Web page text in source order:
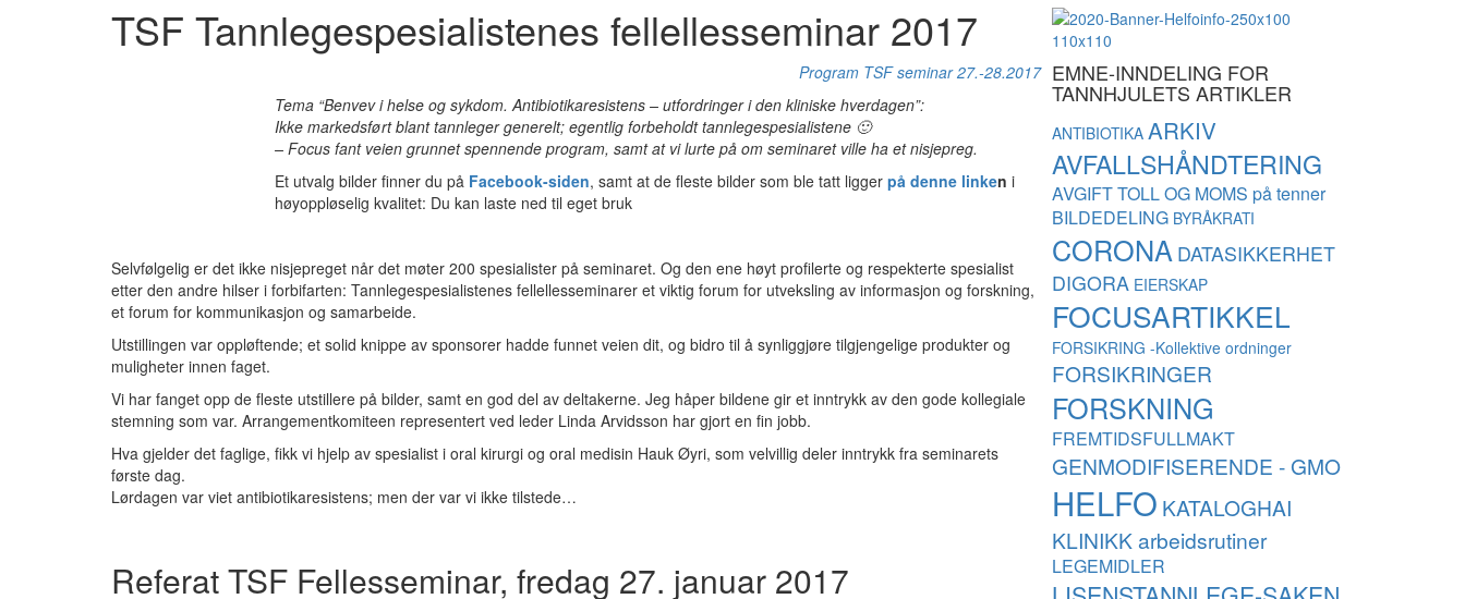
TSF Tannlegespesialistenes fellellesseminar 2017
Program TSF seminar 27.-28.2017
Tema “Benvev i helse og sykdom. Antibiotikaresistens – utfordringer i den kliniske hverdagen”:
Ikke markedsført blant tannleger generelt; egentlig forbeholdt tannlegespesialistene 🙂
– Focus fant veien grunnet spennende program, samt at vi lurte på om seminaret ville ha et nisjepreg.
Et utvalg bilder finner du på Facebook-siden, samt at de fleste bilder som ble tatt ligger på denne linken i
høyoppløselig kvalitet: Du kan laste ned til eget bruk
Selvfølgelig er det ikke nisjepreget når det møter 200 spesialister på seminaret. Og den ene høyt profilerte og respekterte spesialist
etter den andre hilser i forbifarten: Tannlegespesialistenes fellellesseminarer et viktig forum for utveksling av informasjon og forskning,
et forum for kommunikasjon og samarbeide.
Utstillingen var oppløftende; et solid knippe av sponsorer hadde funnet veien dit, og bidro til å synliggjøre tilgjengelige produkter og
muligheter innen faget.
Vi har fanget opp de fleste utstillere på bilder, samt en god del av deltakerne. Jeg håper bildene gir et inntrykk av den gode kollegiale
stemning som var. Arrangementkomiteen representert ved leder Linda Arvidsson har gjort en fin jobb.
Hva gjelder det faglige, fikk vi hjelp av spesialist i oral kirurgi og oral medisin Hauk Øyri, som velvillig deler inntrykk fra seminarets
første dag.
Lørdagen var viet antibiotikaresistens; men der var vi ikke tilstede…
Referat TSF Fellesseminar, fredag 27. januar 2017
EMNE-INNDELING FOR
TANNHJULETS ARTIKLER
ANTIBIOTIKA ARKIV
AVFALLSHÅNDTERING
AVGIFT TOLL OG MOMS på tenner
BILDEDELING BYRÅKRATI
CORONA DATASIKKERHET
DIGORA EIERSKAP
FOCUSARTIKKEL
FORSIKRING -Kollektive ordninger
FORSIKRINGER
FORSKNING
FREMTIDSFULLMAKT
GENMODIFISERENDE - GMO
HELFO KATALOGHAI
KLINIKK arbeidsrutiner
LEGEMIDLER